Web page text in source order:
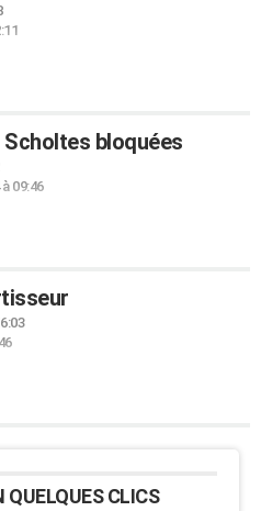
bloquées
09:46
QUELQUES CLICS